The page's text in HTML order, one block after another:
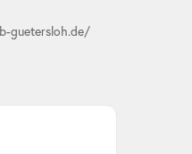
guetersloh.de/